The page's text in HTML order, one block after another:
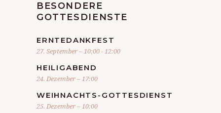
BESONDERE
GOTTESDIENSTE
ERNTEDANKFEST
27. September – 10:00-12:00
HEILIGABEND
24. Dezember – 17:00
WEIHNACHTS-GOTTESDIENST
25. Dezember – 10:00